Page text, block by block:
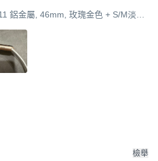
鋁金屬, 46mm, 玫瑰金色 + S/M淡胭
檢舉